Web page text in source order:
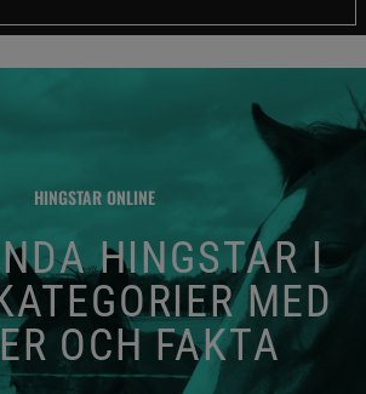
HINGSTAR ONLINE
HINGSTAR I
MED
OCH FAKTA